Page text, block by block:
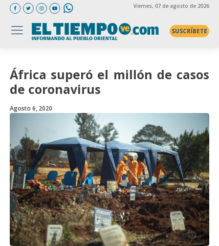
Viernes, 07 de agosto de 2026
SUSCRÍBETE
África superó el millón de casos
de coronavirus
Agosto 6, 2020